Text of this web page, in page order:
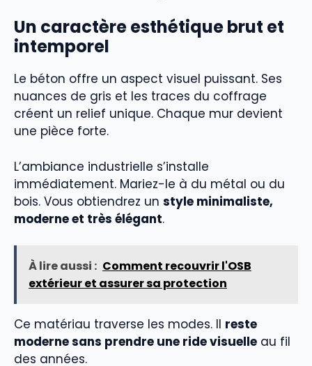
Un caractère esthétique brut et
intemporel
Le béton offre un aspect visuel puissant. Ses
nuances de gris et les traces du coffrage
créent un relief unique. Chaque mur devient
une pièce forte.
L’ambiance industrielle s’installe
immédiatement. Mariez-le à du métal ou du
bois. Vous obtiendrez un style minimaliste,
moderne et très élégant.
À lire aussi : Comment recouvrir l'OSB
extérieur et assurer sa protection
Ce matériau traverse les modes. Il reste
moderne sans prendre une ride visuelle au fil
des années.